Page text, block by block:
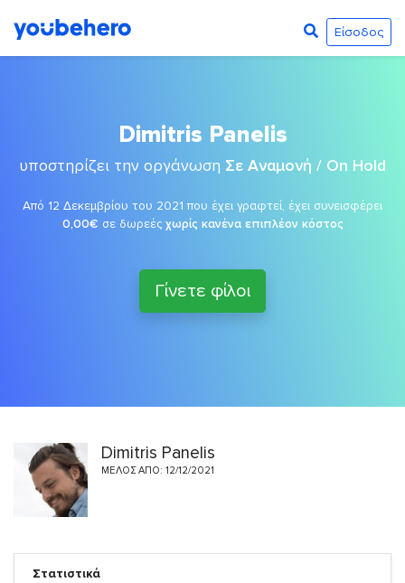
Είσοδος
Dimitris Panelis
υποστηρίζει την οργάνωση Σε Αναμονή / On Hold
Από 12 Δεκεμβρίου του 2021 που έχει γραφτεί, έχει συνεισφέρει
0,00€ σε δωρεές χωρίς κανένα επιπλέον κόστος
Γίνετε φίλοι
Dimitris Panelis
ΜΈΛΟΣ ΑΠΌ: 12/12/2021
Στατιστικά